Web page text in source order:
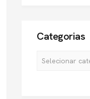
Categorias